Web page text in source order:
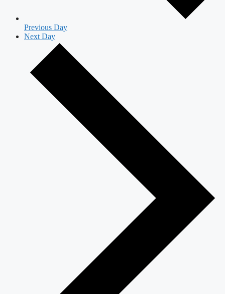
Previous Day
Next Day